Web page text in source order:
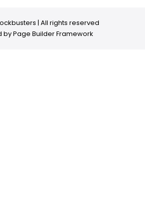
| All rights reserved
byPage Builder Framework